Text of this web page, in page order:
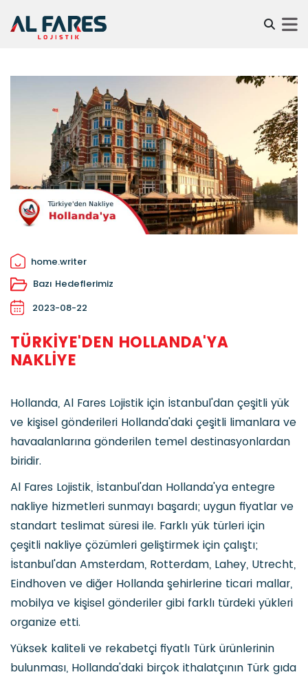
home.writer
Bazı Hedeflerimiz
2023-08-22
TÜRKIYE'DEN HOLLANDA'YA
NAKLIYE
Hollanda, Al Fares Lojistik için İstanbul'dan çeşitli yük
ve kişisel gönderileri Hollanda'daki çeşitli limanlara ve
havaalanlarına gönderilen temel destinasyonlardan
biridir.
Al Fares Lojistik, İstanbul'dan Hollanda'ya entegre
nakliye hizmetleri sunmayı başardı; uygun fiyatlar ve
standart teslimat süresi ile. Farklı yük türleri için
çeşitli nakliye çözümleri geliştirmek için çalıştı;
İstanbul'dan Amsterdam, Rotterdam, Lahey, Utrecht,
Eindhoven ve diğer Hollanda şehirlerine ticari mallar,
mobilya ve kişisel gönderiler gibi farklı türdeki yükleri
organize etti.
Yüksek kaliteli ve rekabetçi fiyatlı Türk ürünlerinin
bulunması, Hollanda'daki birçok ithalatçının Türk gıda